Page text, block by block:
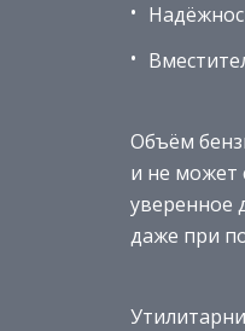
Объём
и не может
уверенное
даже при